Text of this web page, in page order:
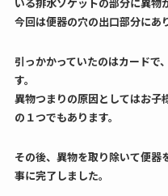
今回は便器の穴の出口部分にあ
引っかかっていたのはカードで
す。
異物つまりの原因としてはお子
の１つでもあります。
その後、異物を取り除いて便器
事に完了しました。